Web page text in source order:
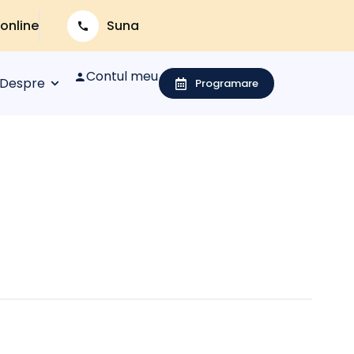
Suna
Despre Contul meu Programare